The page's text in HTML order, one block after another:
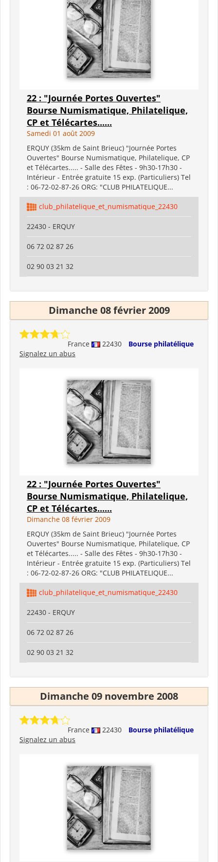
22 : "Journée Portes Ouvertes"
Bourse Numismatique, Philatelique,
CP et Télécartes......
Samedi 01 août 2009
ERQUY (35km de Saint Brieuc) "Journée Portes
Ouvertes" Bourse Numismatique, Philatelique, CP
et Télécartes..... - Salle des Fêtes - 9h30-17h30 -
Intérieur - Entrée gratuite 15 exp. (Particuliers) Tel
: 06-72-02-87-26 ORG: "CLUB PHILATELIQUE...
club_philatelique_et_numismatique_22430
22430 - ERQUY
06 72 02 87 26
02 90 03 21 32
Dimanche 08 février 2009
France 22430
Bourse philatélique
Signalez un abus
22 : "Journée Portes Ouvertes"
Bourse Numismatique, Philatelique,
CP et Télécartes......
Dimanche 08 février 2009
ERQUY (35km de Saint Brieuc) "Journée Portes
Ouvertes" Bourse Numismatique, Philatelique, CP
et Télécartes..... - Salle des Fêtes - 9h30-17h30 -
Intérieur - Entrée gratuite 15 exp. (Particuliers) Tel
: 06-72-02-87-26 ORG: "CLUB PHILATELIQUE...
club_philatelique_et_numismatique_22430
22430 - ERQUY
06 72 02 87 26
02 90 03 21 32
Dimanche 09 novembre 2008
France 22430
Bourse philatélique
Signalez un abus